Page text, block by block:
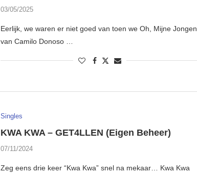
03/05/2025
Eerlijk, we waren er niet goed van toen we Oh, Mijne Jongen
van Camilo Donoso …
Singles
KWA KWA – GET4LLEN (Eigen Beheer)
07/11/2024
Zeg eens drie keer “Kwa Kwa” snel na mekaar… Kwa Kwa